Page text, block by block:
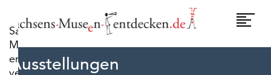
Sachsens-
Museen-
entdecken.de
Ausstellungen